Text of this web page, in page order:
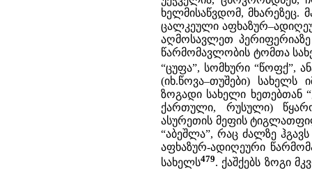
ხელმისაწვდომ,
ცალკეული
აღმოსავლეთ
წარმომავლობის ტომთა
“ცუფა”, სომხური “წოფქ”,
(იხ.წოვა–თუშები)
ზოგადი სახელი ხეთებთან
ქართული, რუსული)
ასურეთის მეფის
“აბეშლა”, რაც ძალზე
აფხაზურ-ადიღეური
სახელს479. ქაშქებს ზოგი